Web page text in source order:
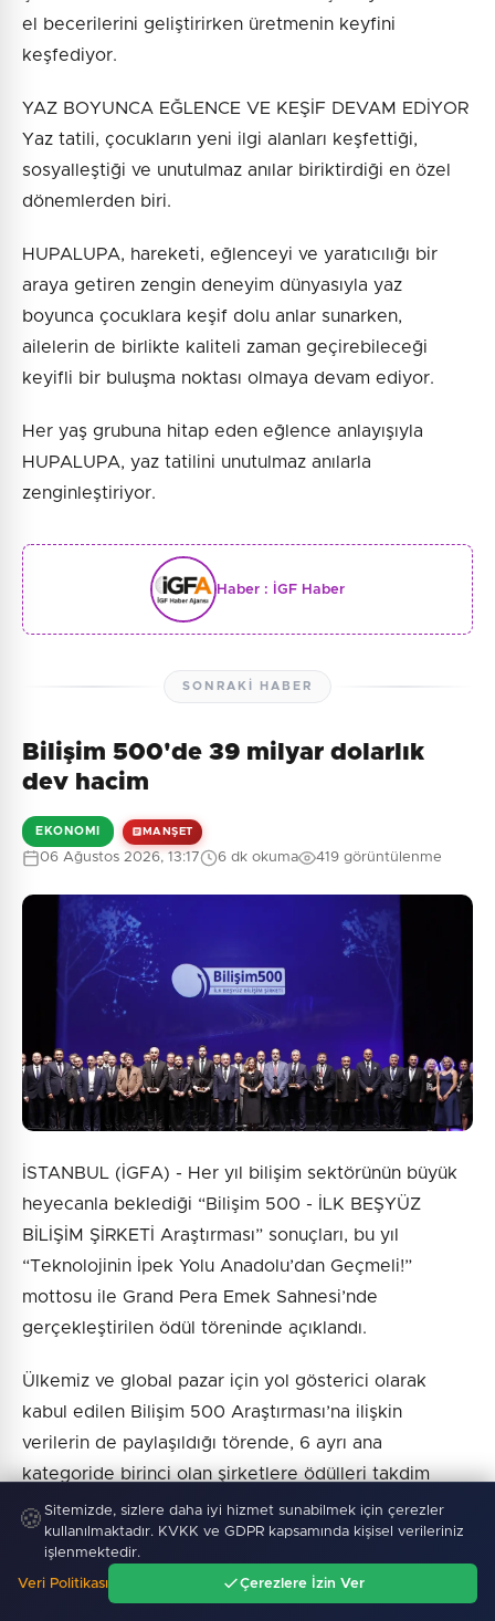
el becerilerini geliştirirken üretmenin keyfini
keşfediyor.
YAZ BOYUNCA EĞLENCE VE KEŞİF DEVAM EDİYOR
Yaz tatili, çocukların yeni ilgi alanları keşfettiği,
sosyalleştiği ve unutulmaz anılar biriktirdiği en özel
dönemlerden biri.
HUPALUPA, hareketi, eğlenceyi ve yaratıcılığı bir
araya getiren zengin deneyim dünyasıyla yaz
boyunca çocuklara keşif dolu anlar sunarken,
ailelerin de birlikte kaliteli zaman geçirebileceği
keyifli bir buluşma noktası olmaya devam ediyor.
Her yaş grubuna hitap eden eğlence anlayışıyla
HUPALUPA, yaz tatilini unutulmaz anılarla
zenginleştiriyor.
Haber : İGF Haber
SONRAKI HABER
Bilişim 500'de 39 milyar dolarlık
dev hacim
EKONOMI MANŞET
06 Ağustos 2026, 13:17 6 dk okuma 419 görüntülenme
İSTANBUL (İGFA) - Her yıl bilişim sektörünün büyük
heyecanla beklediği “Bilişim 500 - İLK BEŞYÜZ
BİLİŞİM ŞİRKETİ Araştırması” sonuçları, bu yıl
“Teknolojinin İpek Yolu Anadolu’dan Geçmeli!”
mottosu ile Grand Pera Emek Sahnesi’nde
gerçekleştirilen ödül töreninde açıklandı.
Ülkemiz ve global pazar için yol gösterici olarak
kabul edilen Bilişim 500 Araştırması’na ilişkin
verilerin de paylaşıldığı törende, 6 ayrı ana
kategoride birinci olan şirketlere ödülleri takdim
edildi.
Bilişim 500 Araştırması’nın Türkiye Ekonomisine
Katkı Özel Ödülleri kategorisinde; Yılın Ar-Ge
🍪 Sitemizde, sizlere daha iyi hizmet sunabilmek için çerezler
kullanılmaktadır. KVKK ve GDPR kapsamında kişisel verileriniz
işlenmektedir.
Veri Politikası Çerezlere İzin Ver
Gündem Ara Menü